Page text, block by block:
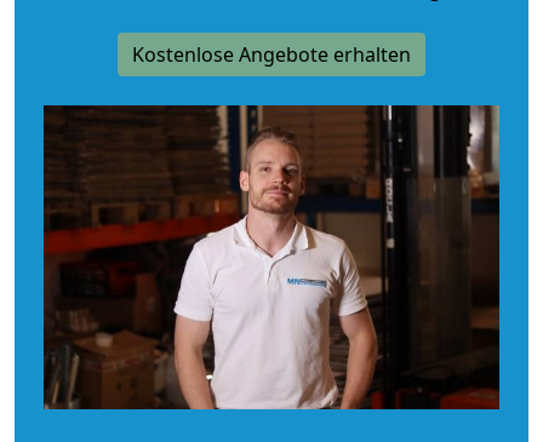
Kostenlose Angebote erhalten